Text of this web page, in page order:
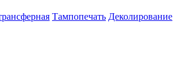
Тампопечать Деколирование